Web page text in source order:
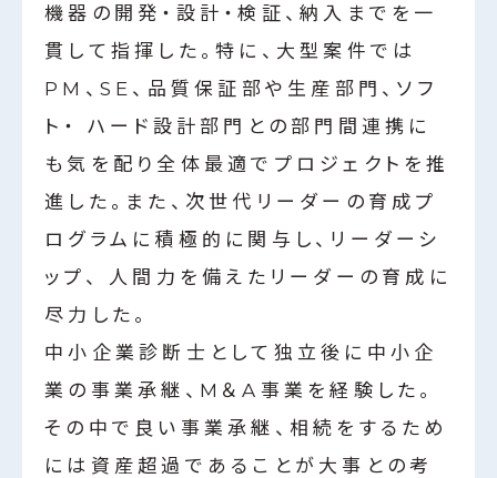
機器の開発・設計・検証、納⼊までを一
貫して指揮した。特に、大型案件では
PM、SE、品質保証部や⽣産部⾨、ソフ
ト・ ハード設計部⾨との部⾨間連携に
も気を配り全体最適でプロジェクトを推
進した。また、次世代リーダーの育成プ
ログラムに積極的に関与し、リーダーシ
ップ、 ⼈間⼒を備えたリーダーの育成に
尽力した。
中小企業診断士として独立後に中小企
業の事業承継、M＆A事業を経験した。
その中で良い事業承継、相続をするため
には資産超過であることが大事との考